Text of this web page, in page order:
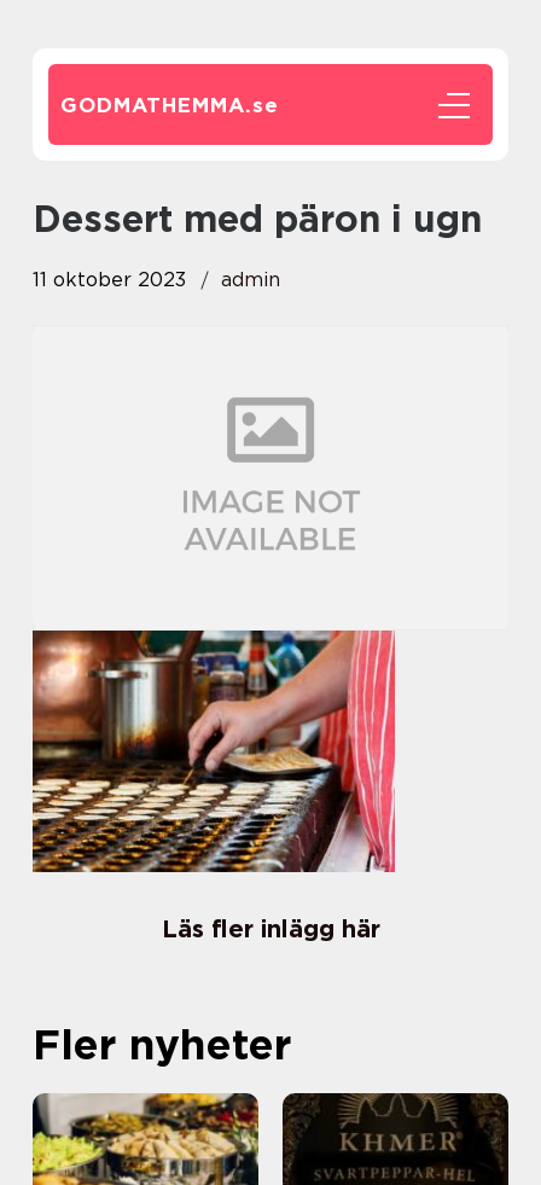
GODMATHEMMA.se
dessert med päron i ugn
11 oktober 2023 admin
Läs fler inlägg här
Fler nyheter